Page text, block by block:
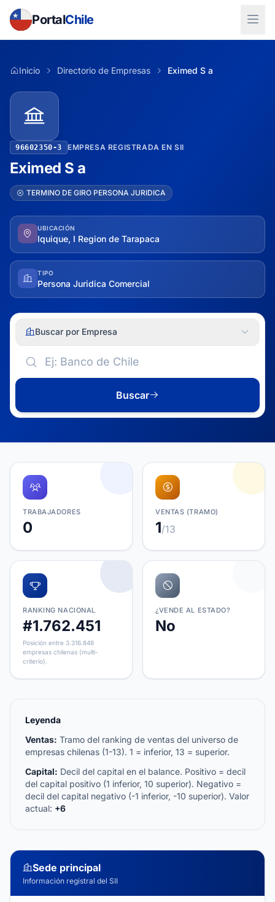
PortalChile
Inicio Directorio de Empresas Eximed S a
96602350-3 EMPRESA REGISTRADA EN SII
Eximed S a
TERMINO DE GIRO PERSONA JURIDICA
UBICACIÓN
Iquique, I Region de Tarapaca
TIPO
Persona Juridica Comercial
Buscar por Empresa
Buscar
TRABAJADORES
0
VENTAS (TRAMO)
1/13
RANKING NACIONAL
#1.762.451
Posición entre 3.316.848
empresas chilenas (multi-
criterio).
¿VENDE AL ESTADO?
No
Leyenda
Ventas: Tramo del ranking de ventas del universo de
empresas chilenas (1-13). 1 = inferior, 13 = superior.
Capital: Decil del capital en el balance. Positivo = decil
del capital positivo (1 inferior, 10 superior). Negativo =
decil del capital negativo (-1 inferior, -10 superior). Valor
actual: +6
Sede principal
Información registral del SII